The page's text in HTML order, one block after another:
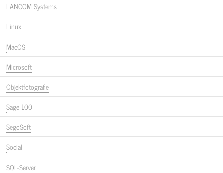
LANCOM Systems
Linux
MacOS
Microsoft
Objektfotografie
Sage 100
SegoSoft
Social
SQL-Server